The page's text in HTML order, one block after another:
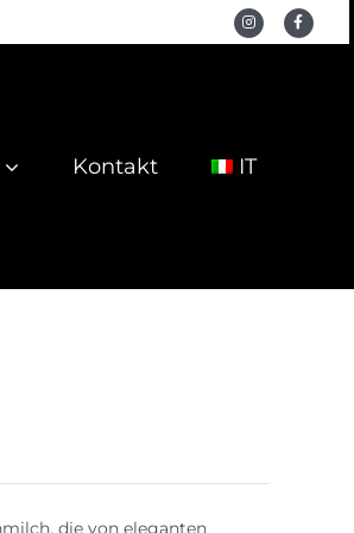
Kontakt IT
die von eleganten